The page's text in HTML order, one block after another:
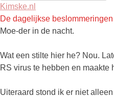
for:
Kimske.nl
De dagelijkse
Moe-der in de nacht.
Wat een stilte hier he? Nou.
RS virus te hebben en maakte
Uiteraard stond ik er niet